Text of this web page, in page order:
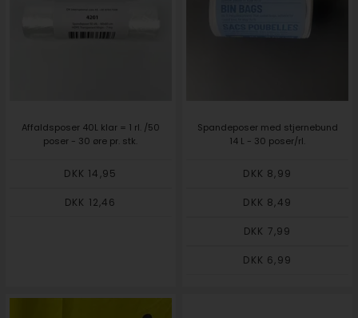
Affaldsposer 40L klar = 1 rl. /50
poser - 30 øre pr. stk.
DKK 14,95
DKK 12,46
Spandeposer med stjernebund
14 L - 30 poser/rl.
DKK 8,99
DKK 8,49
DKK 7,99
DKK 6,99